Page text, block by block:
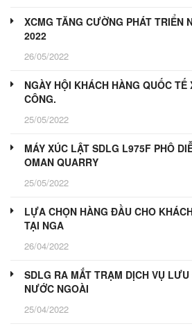
XCMG TĂNG CƯỜNG PHÁT TRIỂN
2022
26/05/2022
NGÀY HỘI KHÁCH HÀNG QUỐC
CÔNG.
25/05/2022
MÁY XÚC LẬT SDLG L975F PHÔ
OMAN QUARRY
25/05/2022
LỰA CHỌN HÀNG ĐẦU CHO
TẠI NGA
26/04/2022
SDLG RA MẮT TRẠM DỊCH VỤ
NƯỚC NGOÀI
25/04/2022